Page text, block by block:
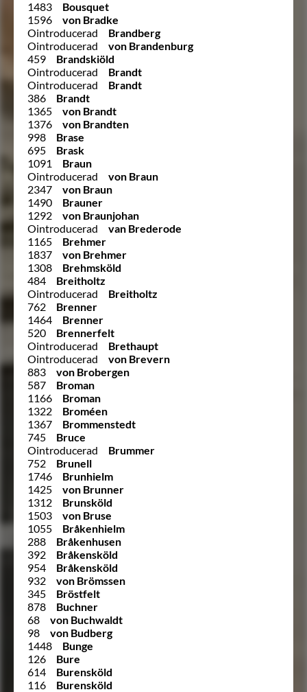
1483
Bousquet
1596
von Bradke
Ointroducerad
Brandberg
Ointroducerad
von Brandenburg
459
Brandskiöld
Ointroducerad
Brandt
Ointroducerad
Brandt
386
Brandt
1365
von Brandt
1376
von Brandten
998
Brase
695
Brask
1091
Braun
Ointroducerad
von Braun
2347
von Braun
1490
Brauner
1292
von Braunjohan
Ointroducerad
van Brederode
1165
Brehmer
1837
von Brehmer
1308
Brehmsköld
484
Breitholtz
Ointroducerad
Breitholtz
762
Brenner
1464
Brenner
520
Brennerfelt
Ointroducerad
Brethaupt
Ointroducerad
von Brevern
883
von Brobergen
587
Broman
1166
Broman
1322
Broméen
1367
Brommenstedt
745
Bruce
Ointroducerad
Brummer
752
Brunell
1746
Brunhielm
1425
von Brunner
1312
Brunsköld
1503
von Bruse
1055
Bråkenhielm
288
Bråkenhusen
392
Bråkensköld
954
Bråkensköld
932
von Brömssen
345
Bröstfelt
878
Buchner
68
von Buchwaldt
98
von Budberg
1448
Bunge
126
Bure
614
Burensköld
116
Burensköld